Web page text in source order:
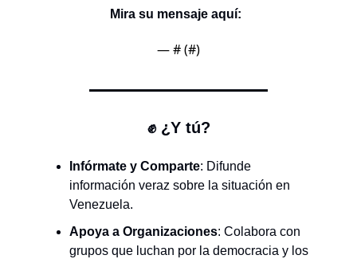
Mira su mensaje aquí:
— # (#)
✊ ¿Y tú?
Infórmate y Comparte: Difunde
información veraz sobre la situación en
Venezuela.
Apoya a Organizaciones: Colabora con
grupos que luchan por la democracia y los